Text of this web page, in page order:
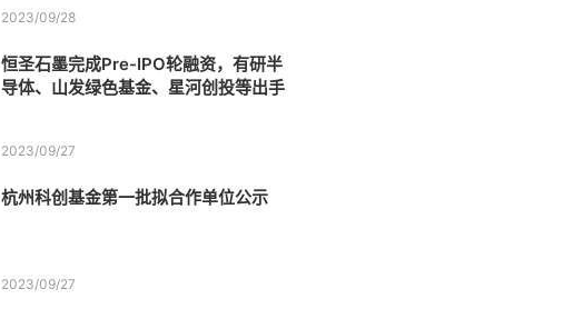
2023/09/28
恒圣石墨完成Pre-IPO轮融资，有研半
导体、山发绿色基金、星河创投等出手
2023/09/27
杭州科创基金第一批拟合作单位公示
2023/09/27